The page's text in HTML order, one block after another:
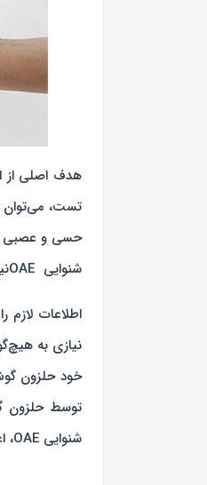
تست، می‌توان
حسی و عصبی
شنوایی OAEنیز گفته می‌شود.
نیازی به
توسط حلزون
شنوایی OAE، اغلب همراه با سایر تست‌های شنوایی، مانند پاسخ شنوایی مغز یا AABR انجام می‌شود.